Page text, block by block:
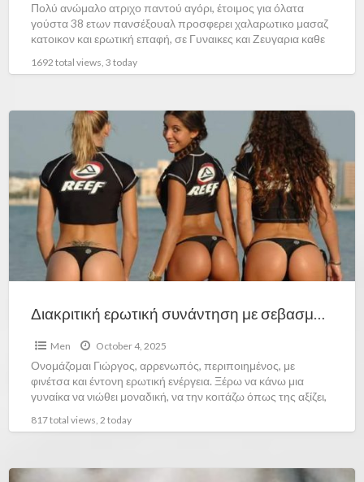
Πολύ ανώμαλο ατριχο παντού αγόρι, έτοιμος για όλατα
γούστα 38 ετων πανσέξουαλ προσφερει χαλαρωτικο μασαζ
κατοικον και ερωτική επαφή, σε Γυναικες και Ζευγαρια καθε
1692 total views, 3 today
Διακριτική ερωτική συνάντηση με σεβασμό
Men October 4, 2025
Ονομάζομαι Γιώργος, αρρενωπός, περιποιημένος, με
φινέτσα και έντονη ερωτική ενέργεια. Ξέρω να κάνω μια
γυναίκα να νιώθει μοναδική, να την κοιτάζω όπως της αξίζει,
817 total views, 2 today